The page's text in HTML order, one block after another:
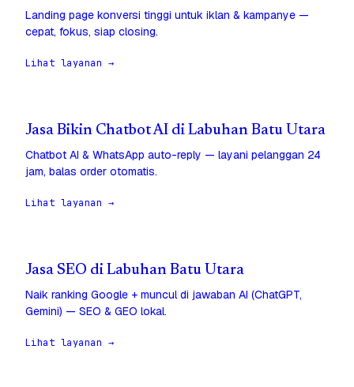
Landing page konversi tinggi untuk iklan & kampanye —
cepat, fokus, siap closing.
Lihat layanan →
Jasa Bikin Chatbot AI di Labuhan Batu Utara
Chatbot AI & WhatsApp auto-reply — layani pelanggan 24
jam, balas order otomatis.
Lihat layanan →
Jasa SEO di Labuhan Batu Utara
Naik ranking Google + muncul di jawaban AI (ChatGPT,
Gemini) — SEO & GEO lokal.
Lihat layanan →